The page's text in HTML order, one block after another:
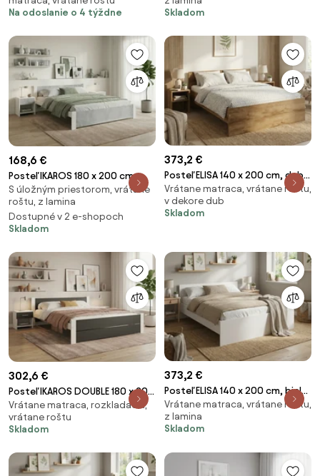
lamelovým roštom, Matrac:
Matrac DELUXE 10 cm
Na odoslanie o 4 týždne
roštom, Matrac: Matrac DELUXE
10 cm
Skladom
168,6 €
Posteľ IKAROS 180 x 200 cm,
betón/biela Rošt: S latkovým
roštom, Matrac: Bez matraca
S úložným priestorom, vrátane
roštu, z lamina
Dostupné v 2 e-shopoch
Skladom
373,2 €
Posteľ ELISA 140 x 200 cm, dub
artisan Rošt: S lamelovým
roštom, Matrac: Matrac
COCO MAXI 20 cm
Vrátane matraca, vrátane roštu,
v dekore dub
Skladom
302,6 €
Posteľ IKAROS DOUBLE 180 x 200
cm, antracit/biela Rošt: S
lamelovým roštom, Matrac:
Matrac DELUXE 10 cm
Vrátane matraca, rozkladacia,
vrátane roštu
Skladom
373,2 €
Posteľ ELISA 140 x 200 cm, biela
Rošt: S lamelovým roštom,
Matrac: Matrac COCO MAXI 20
cm
Vrátane matraca, vrátane roštu,
z lamina
Skladom